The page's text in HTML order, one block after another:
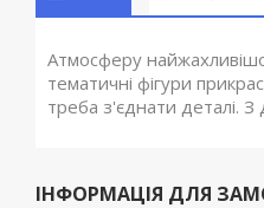
Атмосферу
тематичні фігури
треба з'єднати деталі.
ІНФОРМАЦІЯ ДЛЯ